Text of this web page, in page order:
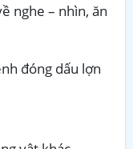
nghe – nhìn, ăn
đóng dấu lợn